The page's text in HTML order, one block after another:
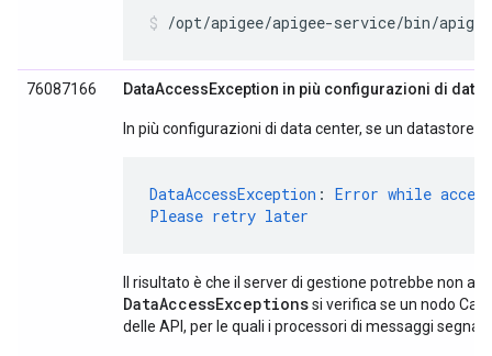
/opt/apigee/apigee-service/bin/
76087166 DataAccessException in più configurazioni di data
In più configurazioni di data center, se un datastore
DataAccessException : Error while
Please retry later
Il risultato è che il server di gestione potrebbe non
DataAccessExceptionssi verifica se un nodo
delle API, per le quali i processori di messaggi